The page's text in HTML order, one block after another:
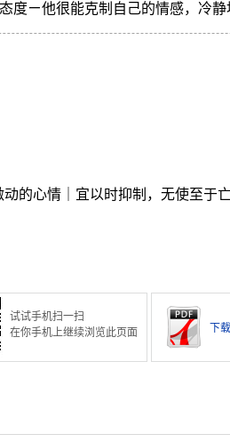
度ㄧ他很能克制自己的情感，冷静
的心情｜宜以时抑制，无使至于亡
试试手机扫一扫
在你手机上继续浏览此页面
下